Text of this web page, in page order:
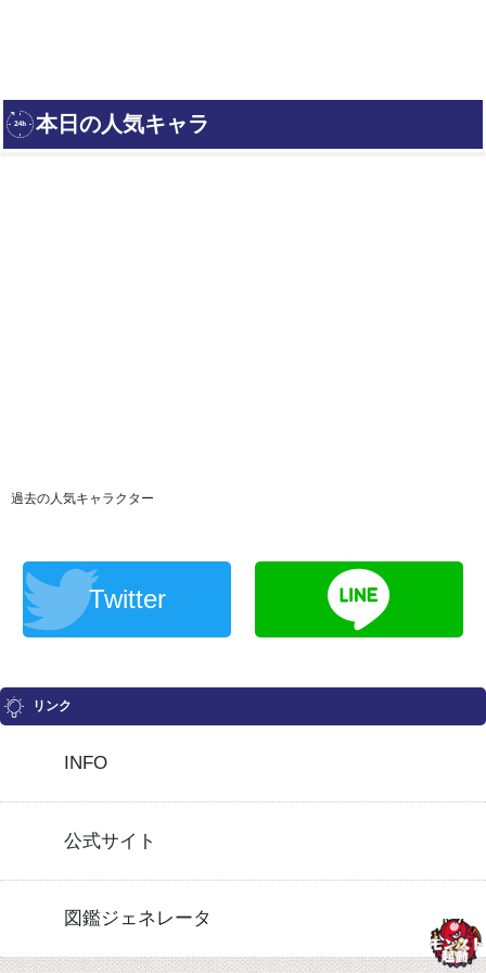
過去の人気キャラクター
Twitter
リンク
INFO
公式サイト
図鑑ジェネレータ